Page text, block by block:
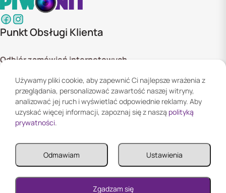
Punkt Obsługi Klienta
Odbiór zamówień internetowych
02-285 Warszawa
Godziny otwarcia:
Pn. - Pt. 08:00 - 16:00
Informacje
Informacje
Twoje konto
Używamy pliki cookie, aby zapewnić Ci najlepsze wrażenia z
przeglądania, personalizować zawartość naszej witryny,
analizować jej ruch i wyświetlać odpowiednie reklamy. Aby
uzyskać więcej informacji, zapoznaj się z naszą polityką
prywatności.
Zgadzam się
Ustawienia
Odmawiam